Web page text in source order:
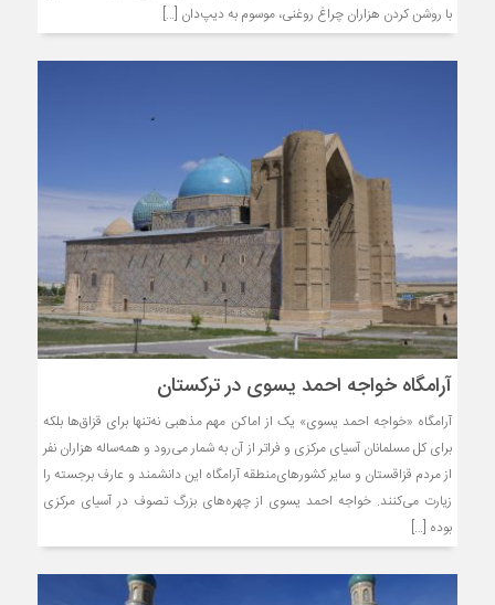
با روشن کردن هزاران چراغ روغنی، موسوم به دیپ‌دان […]
آرامگاه خواجه احمد یسوی در ترکستان
آرامگاه «خواجه احمد یسوی» یک از اماکن مهم مذهبی نه‌تنها برای قزاق‌ها بلکه
برای کل مسلمانان آسیای مرکزی و فراتر از آن به شمار می‌رود و همه‌ساله هزاران نفر
از مردم قزاقستان و سایر کشورهای‌منطقه آرامگاه این دانشمند و عارف برجسته را
زیارت می‌کنند. خواجه احمد یسوی از چهره‌های بزرگ تصوف در آسیای مرکزی
بوده […]